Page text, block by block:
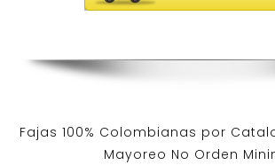
Fajas 100% Colombianas por
Mayoreo No Orden